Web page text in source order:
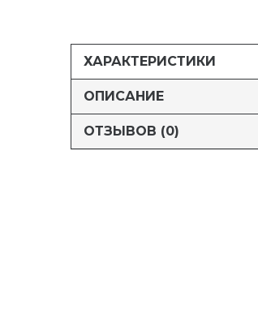
ХАРАКТЕРИСТИКИ
ОПИСАНИЕ
ОТЗЫВОВ (0)